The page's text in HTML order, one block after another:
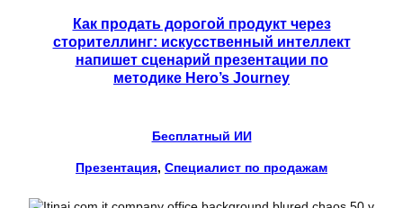
Как продать дорогой продукт через
сторителлинг: искусственный интеллект
напишет сценарий презентации по
методике Hero’s Journey
Бесплатный ИИ
Презентация, Специалист по продажам